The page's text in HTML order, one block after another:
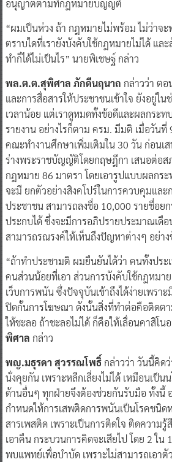
อนุญาตตามที่กฎหมายบัญญัติ
“ผมเป็นห่วง ถ้า กฎหมายไม่พร้อม ไม่ว่าจ
ตราบใดที่เรายังบังคับใช้กฎหมายไม่ได้ แล
ทำก็ได้ไม่เป็นไร” นายพิเชษฐ์ กล่าว
พล.ต.ต.สุพิศาล ภักดีนฤนาถ กล่าวว่า ต
และการสื่อสารให้ประชาชนเข้าใจ ยังอยู่ใ
เวลาน้อย แต่เราดูหมดทั้งข้อดีและผลกระ
รายงาน อย่างไรก็ตาม ครม. มีมติ เมื่อวัน
คณะทำงานศึกษาเพิ่มเติมใน 30 วัน ก่อนเ
ร่างพระราชบัญญัติโดยกฤษฎีกา เสนอต่อส
กฎหมาย 86 มาตรา โดยเอารูปแบบผลกร
จะมี ยกตัวอย่างสิงคโปร์ในการควบคุมแล
ประชาชน สามารถลงชื่อ 10,000 รายชื่อย
ประกบได้ ซึ่งจะมีการอภิปรายประมาณเดื
สามารถรณรงค์ให้เห็นถึงปัญหาต่างๆ อย่าง
“ถ้าทำประชามติ ผมยืนยันได้ว่า คนทั้งประ
คนส่วนน้อยที่เอา ส่วนการบังคับใช้กฎหมาย
เว็บการพนัน ซึ่งปัจจุบันเข้าถึงได้ง่ายเพรา
ปิดกั้นการโฆษณา ดังนั้นสิ่งที่ทำต่อคือติดต
ให้ชะลอ ถ้าชะลอไม่ได้ ก็คือให้เลื่อนคาสิโน
พิศาล กล่าว
พญ.มธุรดา สุวรรณโพธิ์กล่าวว่า วันนี้คิด
นั่งคุยกัน เพราะหลีกเลี่ยงไม่ได้ เหมือนเป็น
ด้านอื่นๆ ทุกฝ่ายจึงต้องช่วยกันรับมือ ทั้งนี้
กำหนดให้การเสพติดการพนันเป็นโรคชนิด
สารเพสติด เพราะเป็นการติดใจ ติดความรู้
เอาคืน กระบวนการคิดจะเสียไป โดย 2 ใ
พบแพทย์เพื่อบำบัด เพราะไม่สามารถเอาตั